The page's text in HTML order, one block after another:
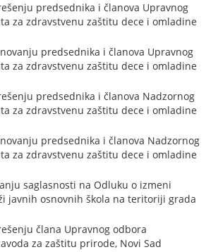
predsednika i članova Upravnog
za zdravstvenu zaštitu dece i omladine
predsednika i članova Upravnog
za zdravstvenu zaštitu dece i omladine
predsednika i članova Nadzornog
za zdravstvenu zaštitu dece i omladine
predsednika i članova Nadzornog
za zdravstvenu zaštitu dece i omladine
saglasnosti na Odluku o izmeni
javnih osnovnih škola na teritoriji grada
člana Upravnog odbora
za zaštitu prirode, Novi Sad